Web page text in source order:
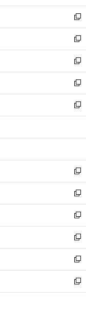
開
く
ウ
で
開
く
ン
ド
ウ
で
開
く
ウ
ィ
ン
ド
ウ
で
開
く
新
し
い
ウ
ィ
ン
ド
ウ
で
開
新
し
い
ウ
ィ
ン
ド
ウ
開
新
し
い
ウ
ィ
ン
ウ
開
く
新
し
い
ウ
ン
ウ
で
開
く
新
し
ウ
ン
ド
ウ
で
開
く
新
し
い
ウ
ィ
ン
ド
ウ
で
開
く
新
し
い
ウ
ィ
ン
ド
ウ
で
開
新
し
い
ウ
ィ
ン
ド
ウ
新
し
い
ウ
ィ
ン
新
し
い
ウ
新
し